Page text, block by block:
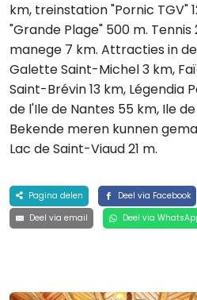
km, treinstation "Pornic TGV"
"Grande Plage" 500 m.
manege 7 km. Attracties in
Galette Saint-Michel 3 km,
Saint-Brévin 13 km, Légendia
de l'Ile de Nantes 55 km, Ile
Bekende meren kunnen
Lac de Saint-Viaud 21 m.
Pagina delen Deel via Facebook
Deel via email
Deel via